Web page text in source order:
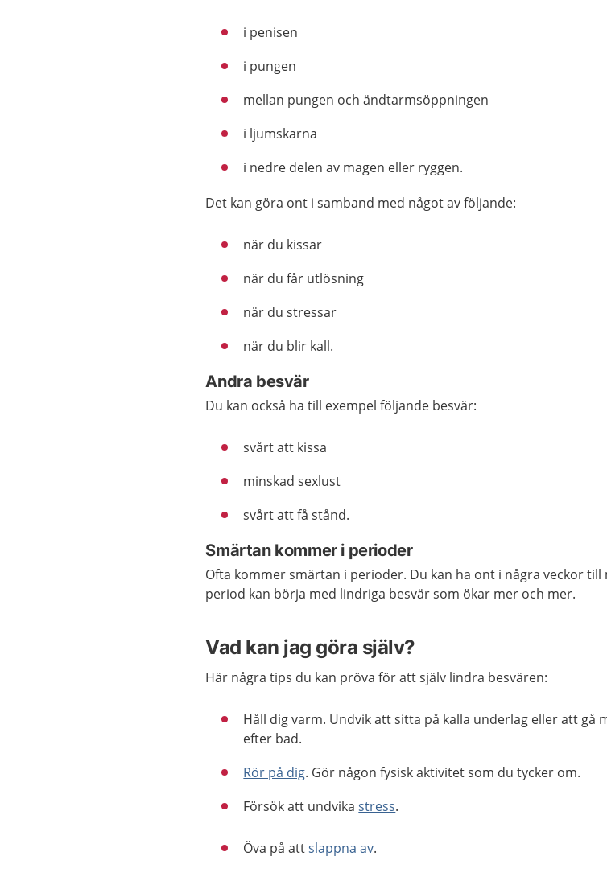
i penisen
i pungen
mellan pungen och ändtarmsöppningen
i ljumskarna
i nedre delen av magen eller ryggen.
Det kan göra ont i samband med något av följande:
när du kissar
när du får utlösning
när du stressar
när du blir kall.
Andra besvär
Du kan också ha till exempel följande besvär:
svårt att kissa
minskad sexlust
svårt att få stånd.
Smärtan kommer i perioder
Ofta kommer smärtan i perioder. Du kan ha ont i några veckor till
period kan börja med lindriga besvär som ökar mer och mer.
Vad kan jag göra själv?
Här några tips du kan pröva för att själv lindra besvären:
Håll dig varm. Undvik att sitta på kalla underlag eller att gå
efter bad.
Rör på dig. Gör någon fysisk aktivitet som du tycker om.
Försök att undvikastress.
Öva på attslappna av.